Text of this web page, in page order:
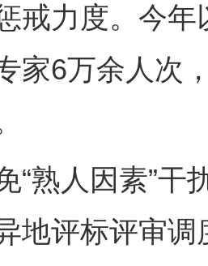
戒力度。今
家6万余人次
人因素”干
地评标评审